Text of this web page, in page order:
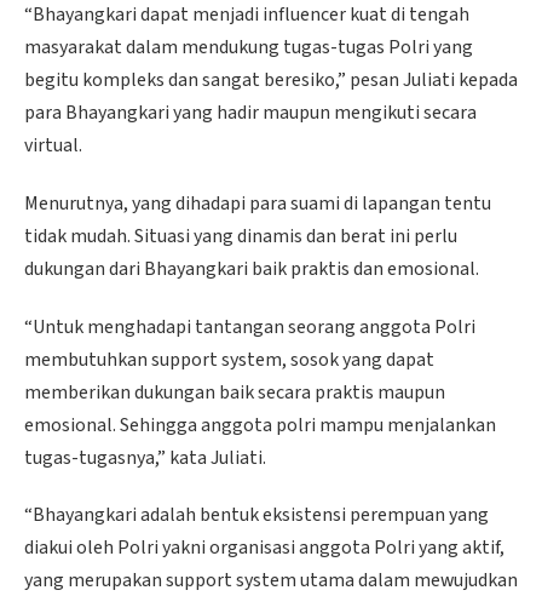
“Bhayangkari dapat menjadi influencer kuat di tengah
masyarakat dalam mendukung tugas-tugas Polri yang
begitu kompleks dan sangat beresiko,” pesan Juliati kepada
para Bhayangkari yang hadir maupun mengikuti secara
virtual.
Menurutnya, yang dihadapi para suami di lapangan tentu
tidak mudah. Situasi yang dinamis dan berat ini perlu
dukungan dari Bhayangkari baik praktis dan emosional.
“Untuk menghadapi tantangan seorang anggota Polri
membutuhkan support system, sosok yang dapat
memberikan dukungan baik secara praktis maupun
emosional. Sehingga anggota polri mampu menjalankan
tugas-tugasnya,” kata Juliati.
“Bhayangkari adalah bentuk eksistensi perempuan yang
diakui oleh Polri yakni organisasi anggota Polri yang aktif,
yang merupakan support system utama dalam mewujudkan